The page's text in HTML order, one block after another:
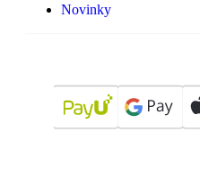
Novinky